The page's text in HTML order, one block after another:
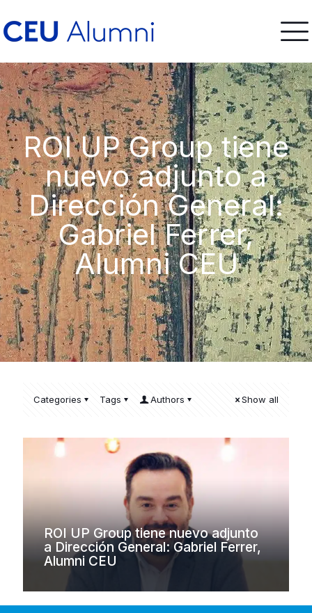
ROI UP Group tiene
nuevo adjunto a
Dirección General:
Gabriel Ferrer,
Alumni CEU
Categories Tags Authors Show all
ROI UP Group tiene nuevo adjunto
a Dirección General: Gabriel Ferrer,
Alumni CEU